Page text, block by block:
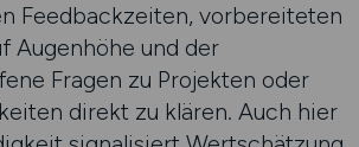
Feedbackzeiten, vorbereiteten
Augenhöhe und der
Fragen zu Projekten oder
direkt zu klären. Auch hier